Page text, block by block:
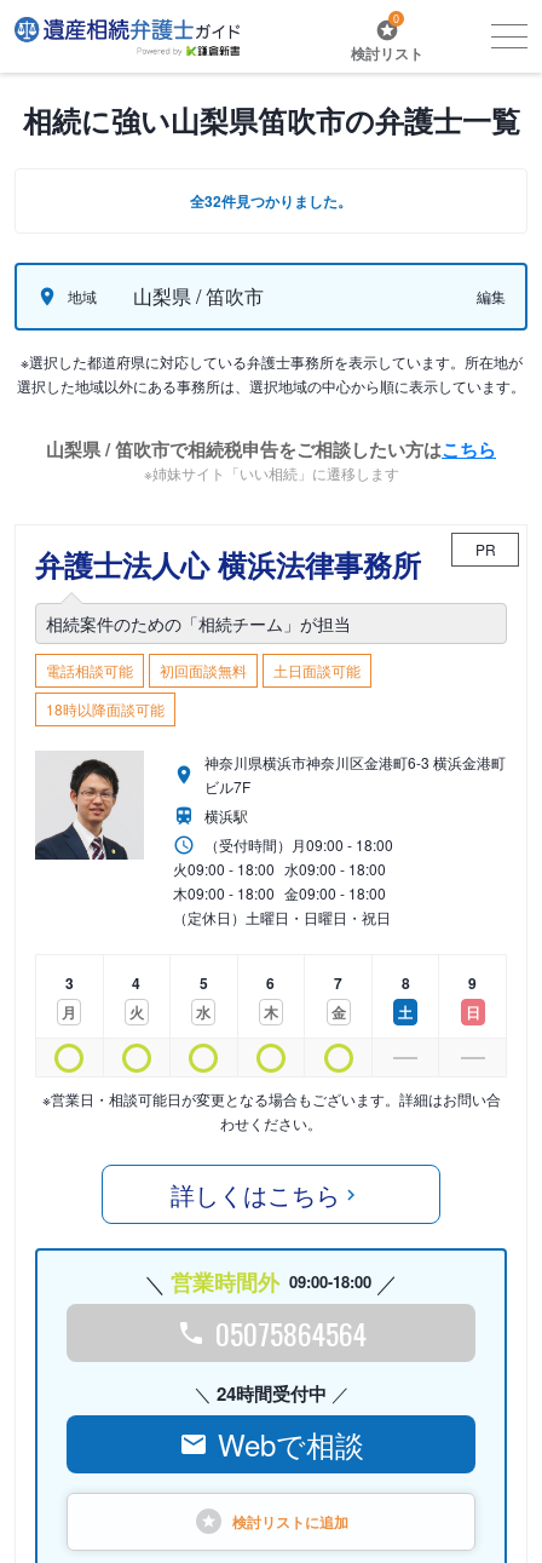
0
検討リスト
相続に強い山梨県笛吹市の弁護士一覧
全32件見つかりました。
地域 山梨県 / 笛吹市 編集
※選択した都道府県に対応している弁護士事務所を表示しています。所在地が
選択した地域以外にある事務所は、選択地域の中心から順に表示しています。
山梨県 / 笛吹市で相続税申告をご相談したい方はこちら
※姉妹サイト「いい相続」に遷移します
弁護士法人心 横浜法律事務所 PR
相続案件のための「相続チーム」が担当
電話相談可能 初回面談無料
土日面談可能
18時以降面談可能
神奈川県横浜市神奈川区金港町6-3 横浜金港町
ビル7F
横浜駅
（受付時間） 月09:00 - 18:00
火09:00 - 18:00 水09:00 - 18:00
木09:00 - 18:00 金09:00 - 18:00
（定休日）土曜日・日曜日・祝日
3
月
4
火
5
水
6
木
7
金
8
土
9
日
※営業日・相談可能日が変更となる場合もございます。詳細はお問い合
わせください。
詳しくはこちら
営業時間外 09:00-18:00
05075864564
24時間受付中
Webで相談
検討リストに追加